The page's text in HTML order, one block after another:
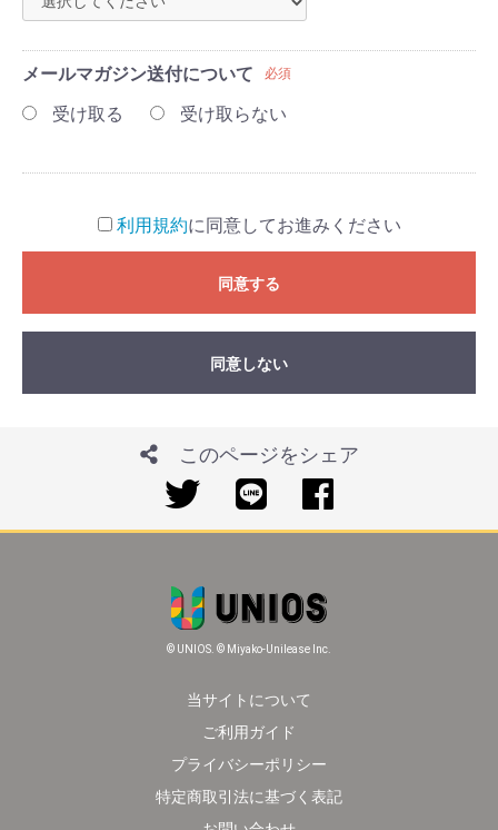
メールマガジン送付について 必須
受け取る 受け取らない
利用規約に同意してお進みください
同意する
同意しない
このページをシェア
© UNIOS. © Miyako-Unilease Inc.
当サイトについて
ご利用ガイド
プライバシーポリシー
特定商取引法に基づく表記